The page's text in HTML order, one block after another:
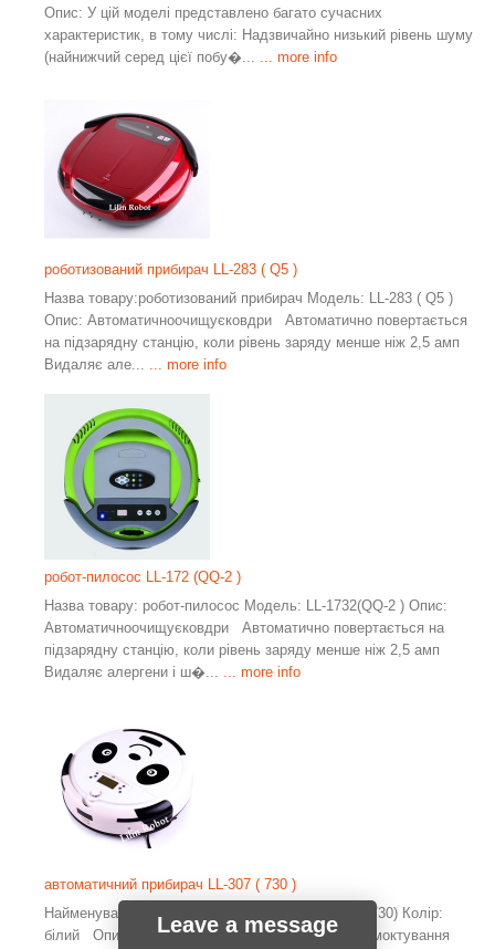
Опис: У цій моделі представлено багато сучасних
характеристик, в тому числі: Надзвичайно низький рівень шуму
(найнижчий серед цієї побу�...
... more info
роботизований прибирач LL-283 ( Q5 )
Назва товару:роботизований прибирач Модель: LL-283 ( Q5 )
Опис: Автоматичноочищуєковдри Автоматично повертається
на підзарядну станцію, коли рівень заряду менше ніж 2,5 амп
Видаляє але...
... more info
робот-пилосос LL-172 (QQ-2 )
Назва товару: робот-пилосос Модель: LL-1732(QQ-2 ) Опис:
Автоматичноочищуєковдри Автоматично повертається на
підзарядну станцію, коли рівень заряду менше ніж 2,5 амп
Видаляє алергени і ш�...
... more info
автоматичний прибирач LL-307 ( 730 )
Найменування: Робот–пилосос Модель: LL-307 (730) Колір:
білий Опис: 1. Інтелектуальні налаштування всмоктування
Leave a message